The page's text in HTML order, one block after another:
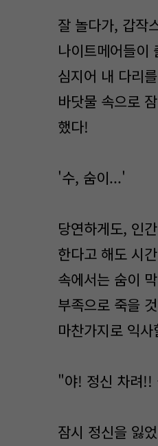
잘 놀다가, 갑작
나이트메어들이
심지어 내 다리
바닷물 속으로
했다!
'수, 숨이...'
당연하게도, 인
한다고 해도 시
속에서는 숨이
부족으로 죽을
마찬가지로 익
"야! 정신 차려!!
잠시 정신을 잃